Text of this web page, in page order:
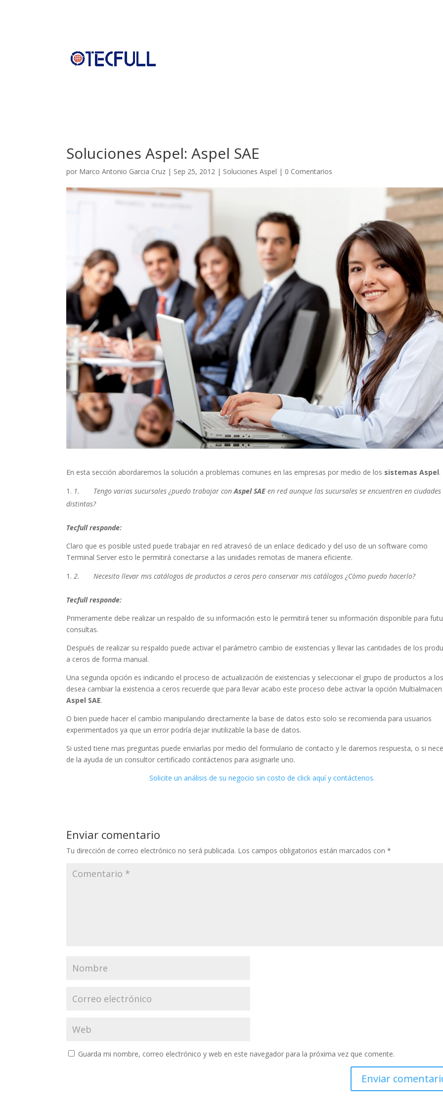
Soluciones Aspel: Aspel SAE
por Marco Antonio Garcia Cruz | Sep 25, 2012 | Soluciones Aspel | 0 Comentarios
En esta sección abordaremos la solución a problemas comunes en las empresas por medio de los sistemas Aspel.
1. Tengo varias sucursales ¿puedo trabajar conAspel SAE en red aunque las sucursales se encuentren en ciudades
distintas?
Tecfull responde:
Claro que es posible usted puede trabajar en red atravesó de un enlace dedicado y del uso de un software como
Terminal Server esto le permitirá conectarse a las unidades remotas de manera eficiente.
2.Necesito llevar mis catálogos de productos a ceros pero conservar mis catálogos ¿Cómo puedo hacerlo?
Tecfull responde:
Primeramente debe realizar un respaldo de su información esto le permitirá tener su información disponible para
consultas.
Después de realizar su respaldo puede activar el parámetro cambio de existencias y llevar las cantidades de los
a ceros de forma manual.
Una segunda opción es indicando el proceso de actualización de existencias y seleccionar el grupo de productos a
desea cambiar la existencia a ceros recuerde que para llevar acabo este proceso debe activar la opción
Aspel SAE.
O bien puede hacer el cambio manipulando directamente la base de datos esto solo se recomienda para usuarios
experimentados ya que un error podría dejar inutilizable la base de datos.
Si usted tiene mas preguntas puede enviarlas por medio del formulario de contacto y le daremos respuesta, o si
de la ayuda de un consultor certificado contáctenos para asignarle uno.
Solicite un análisis de su negocio sin costo de click aquí y contáctenos.
Enviar comentario
Tu dirección de correo electrónico no será publicada. Los campos obligatorios están marcados con*
Guarda mi nombre, correo electrónico y web en este navegador para la próxima vez que comente.